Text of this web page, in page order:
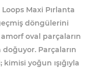
Maxi Pırlanta
döngülerini
oval parçaların
Parçaların
yoğun ışığıyla